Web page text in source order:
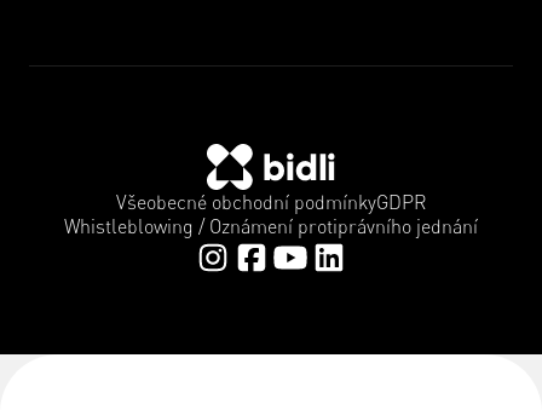
Všeobecné obchodní podmínkyGDPR
Whistleblowing / Oznámení protiprávního jednání